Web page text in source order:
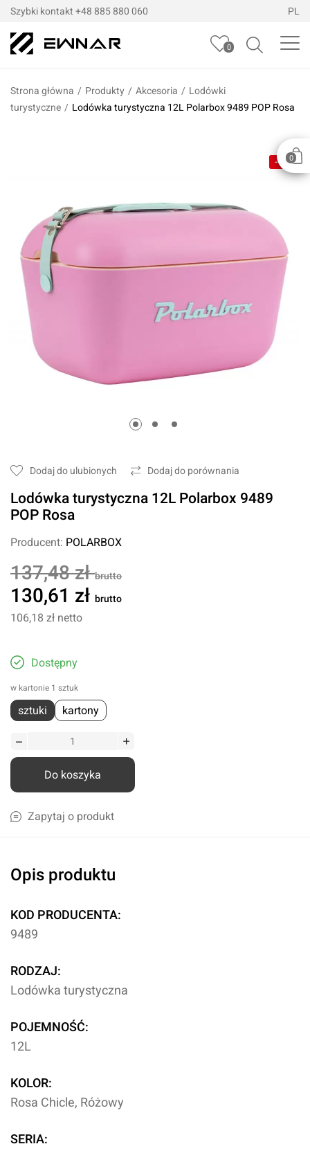
Szybki kontakt +48 885 880 060 PL
0
0
Strona główna / Produkty / Akcesoria / Lodówki
turystyczne / Lodówka turystyczna 12L Polarbox 9489 POP Rosa
-5%
Dodaj do ulubionych Dodaj do porównania
Lodówka turystyczna 12L Polarbox 9489
POP Rosa
Producent: POLARBOX
137,48 złbrutto
130,61 zł brutto
106,18 zł netto
Dostępny
w kartonie 1 sztuk
sztuki kartony
Do koszyka
Zapytaj o produkt
Opis produktu
KOD PRODUCENTA:
9489
RODZAJ:
Lodówka turystyczna
POJEMNOŚĆ:
12L
KOLOR:
Rosa Chicle, Różowy
SERIA: